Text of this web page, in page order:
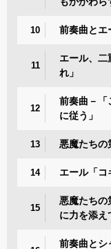
10 前奏曲とエ
11
エール、二
れ」
12
前奏曲－「
に従う」
13 悪魔たちの
14 エール「コ
15
悪魔たちの
に力を添え
前奏曲とシ